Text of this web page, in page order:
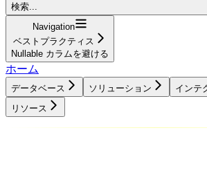
検索...
Navigation
ベストプラクティス
Nullable カラムを避ける
ホーム
データベース ソリューション
インテ
リソース